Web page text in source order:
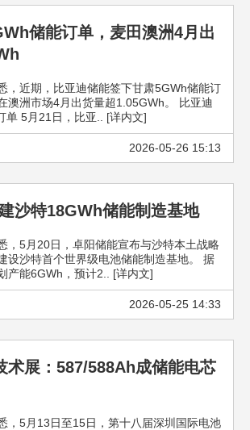
储能订单，麦田澳洲4月出
，近期，比亚迪储能签下甘肃5GWh储能订
澳洲市场4月出货量超1.05GWh。 比亚迪
单 5月21日，比亚.. [详内文]
2026-05-26 15:13
沙特18GWh储能制造基地
，5月20日，卓阳储能宣布与沙特本土战略
设沙特首个世界级电池储能制造基地。 据
产能6GWh，预计2.. [详内文]
2026-05-25 14:33
术展：587/588Ah成储能电芯
，5月13日至15日，第十八届深圳国际电池